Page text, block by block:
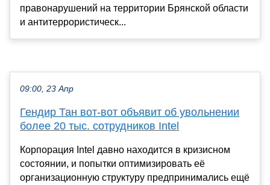
правонарушений на территории Брянской области
и антитеррористическ...
09:00, 23 Апр
Гендир Тан вот-вот объявит об увольнении
более 20 тыс. сотрудников Intel
Корпорация Intel давно находится в кризисном
состоянии, и попытки оптимизировать её
организационную структуру предпринимались ещё